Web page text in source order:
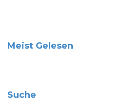
Meist Gelesen
Suche